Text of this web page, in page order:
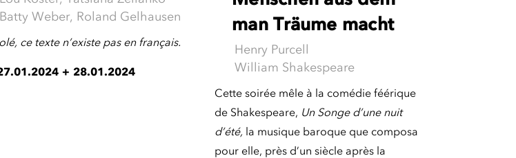
Batty Weber, Roland Gelhausen
ce texte n’existe pas en français.
+ 28.01.2024
man Träume macht
Henry Purcell
William Shakespeare
Cette soirée mêle à la comédie féérique
de Shakespeare, Un Songe d’une nuit
d’été, la musique baroque que composa
pour elle, près d’un siècle après la